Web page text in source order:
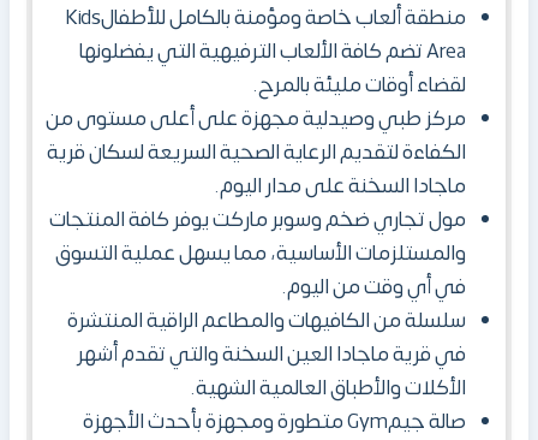
منطقة ألعاب خاصة ومؤمنة بالكامل للأطفالKids
Area تضم كافة الألعاب الترفيهية التي يفضلونها
لقضاء أوقات مليئة بالمرح.
مركز طبي وصيدلية مجهزة على أعلى مستوى من
الكفاءة لتقديم الرعاية الصحية السريعة لسكان قرية
ماجادا السخنة على مدار اليوم.
مول تجاري ضخم وسوبر ماركت يوفر كافة المنتجات
والمستلزمات الأساسية، مما يسهل عملية التسوق
في أي وقت من اليوم.
سلسلة من الكافيهات والمطاعم الراقية المنتشرة
في قرية ماجادا العين السخنة والتي تقدم أشهر
الأكلات والأطباق العالمية الشهية.
صالة جيمGym متطورة ومجهزة بأحدث الأجهزة